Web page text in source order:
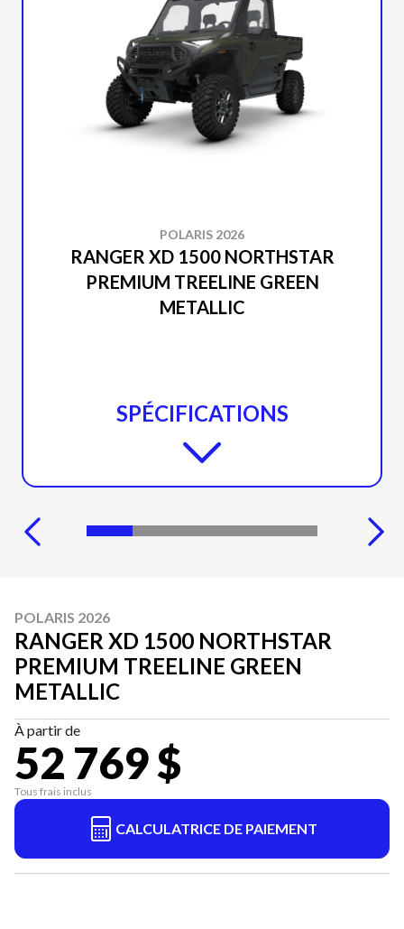
POLARIS 2026
RANGER XD 1500 NORTHSTAR
PREMIUM TREELINE GREEN
METALLIC
SPÉCIFICATIONS
POLARIS 2026
RANGER XD 1500 NORTHSTAR
PREMIUM TREELINE GREEN
METALLIC
À partir de
52 769 $
Tous frais inclus
CALCULATRICE DE PAIEMENT